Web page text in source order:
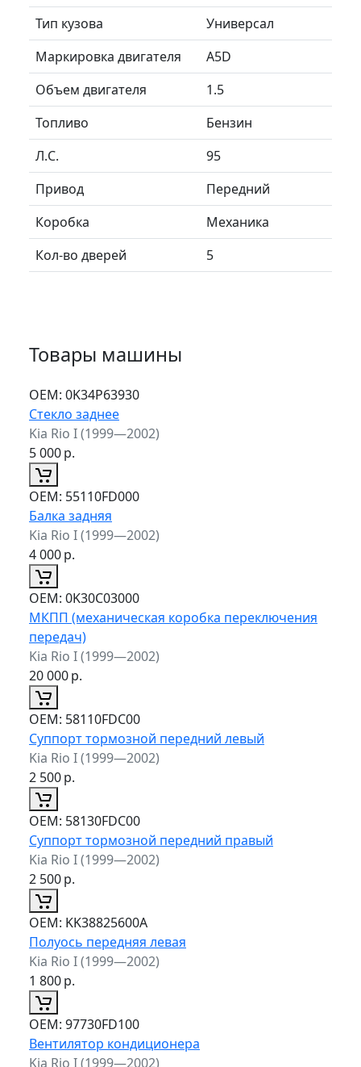
Тип кузова
Универсал
Маркировка двигателя
A5D
Объем двигателя
1.5
Топливо
Бензин
Л.C.
95
Привод
Передний
Коробка
Механика
Кол-во дверей
5
Товары машины
ОЕМ: 0K34P63930
Стекло заднее
Kia Rio I (1999—2002)
5 000р.
ОЕМ: 55110FD000
Балка задняя
Kia Rio I (1999—2002)
4 000р.
ОЕМ: 0K30C03000
МКПП (механическая коробка переключения
передач)
Kia Rio I (1999—2002)
20 000р.
ОЕМ: 58110FDC00
Суппорт тормозной передний левый
Kia Rio I (1999—2002)
2 500р.
ОЕМ: 58130FDC00
Суппорт тормозной передний правый
Kia Rio I (1999—2002)
2 500р.
ОЕМ: KK38825600A
Полуось передняя левая
Kia Rio I (1999—2002)
1 800р.
ОЕМ: 97730FD100
Вентилятор кондиционера
Kia Rio I (1999—2002)